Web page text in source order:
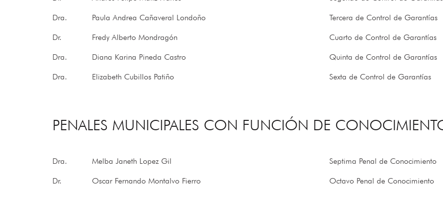
Dra. Paula Andrea Cañaveral Londoño Tercera de Control de Garantías
Dr. Fredy Alberto Mondragón Cuarto de Control de Garantías
Dra. Diana Karina Pineda Castro Quinta de Control de Garantías
Dra. Elizabeth Cubillos Patiño Sexta de Control de Garantías
PENALES MUNICIPALES CON FUNCIÓN DE
Dra. Melba Janeth Lopez Gil Septima Penal de Conocimiento
Dr. Oscar Fernando Montalvo Fierro Octavo Penal de Conocimiento